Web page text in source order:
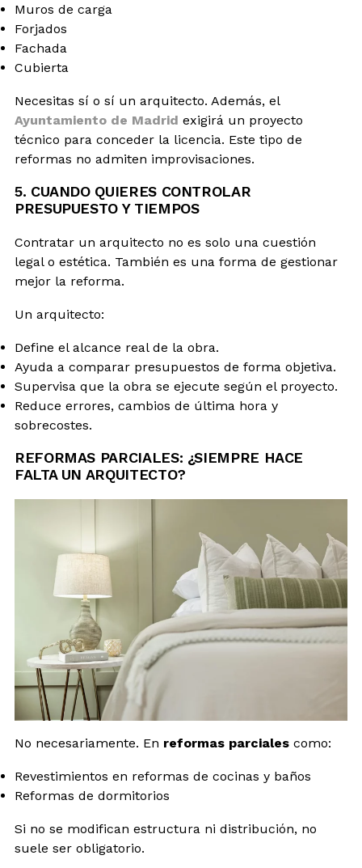
Muros de carga
Forjados
Fachada
Cubierta
Necesitas sí o sí un arquitecto. Además, el
Ayuntamiento de Madrid exigirá un proyecto
técnico para conceder la licencia. Este tipo de
reformas no admiten improvisaciones.
5. CUANDO QUIERES CONTROLAR
PRESUPUESTO Y TIEMPOS
Contratar un arquitecto no es solo una cuestión
legal o estética. También es una forma de gestionar
mejor la reforma.
Un arquitecto:
Define el alcance real de la obra.
Ayuda a comparar presupuestos de forma objetiva.
Supervisa que la obra se ejecute según el proyecto.
Reduce errores, cambios de última hora y
sobrecostes.
REFORMAS PARCIALES: ¿SIEMPRE HACE
FALTA UN ARQUITECTO?
No necesariamente. En reformas parciales como:
Revestimientos en reformas de cocinas y baños
Reformas de dormitorios
Si no se modifican estructura ni distribución, no
suele ser obligatorio.